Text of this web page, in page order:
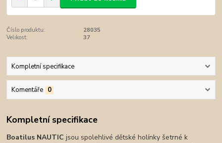
Číslo produktu:
28035
Velikost:
37
Kompletní specifikace
Komentáře 0
Kompletní specifikace
Boatilus NAUTIC jsou spolehlivé dětské holínky šetrné k